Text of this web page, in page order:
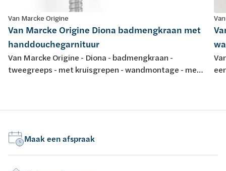
Van Marcke Origine
Van Marcke Origine Diona badmengkraan met
handdouchegarnituur
Van Marcke Origine - Diona - badmengkraan -
tweegreeps - met kruisgrepen - wandmontage - met
Maak een afspraak